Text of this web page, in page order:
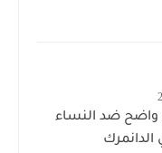
واضح ضد النساء
الدانمرك